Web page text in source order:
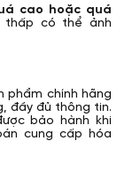
cao hoặc quá
thấp có thể ảnh
phẩm chính hãng
đầy đủ thông tin.
bảo hành khi
cung cấp hóa